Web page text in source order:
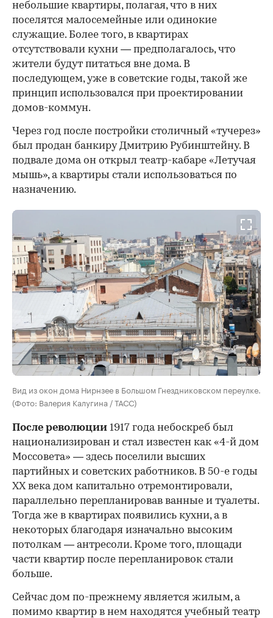
небольшие квартиры, полагая, что в них
поселятся малосемейные или одинокие
служащие. Более того, в квартирах
отсутствовали кухни — предполагалось, что
жители будут питаться вне дома. В
последующем, уже в советские годы, такой же
принцип использовался при проектировании
домов-коммун.
Через год после постройки столичный «тучерез»
был продан банкиру Дмитрию Рубинштейну. В
подвале дома он открыл театр-кабаре «Летучая
мышь», а квартиры стали использоваться по
назначению.
Вид из окон дома Нирнзее в Большом Гнездниковском переулке.
(Фото: Валерия Калугина / ТАСС)
После революции 1917 года небоскреб был
национализирован и стал известен как «4-й дом
Моссовета» — здесь поселили высших
партийных и советских работников. В 50-е годы
ХХ века дом капитально отремонтировали,
параллельно перепланировав ванные и туалеты.
Тогда же в квартирах появились кухни, а в
некоторых благодаря изначально высоким
потолкам — антресоли. Кроме того, площади
части квартир после перепланировок стали
больше.
Сейчас дом по-прежнему является жилым, а
помимо квартир в нем находятся учебный театр